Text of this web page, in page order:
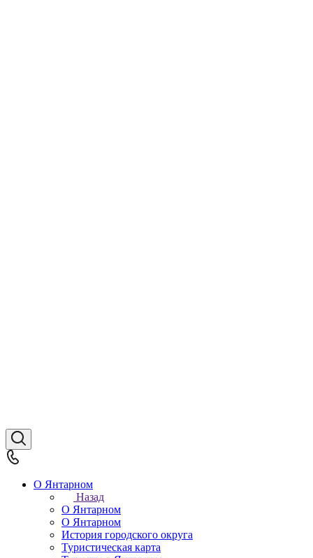
О Янтарном
Назад
О Янтарном
О Янтарном
История городского округа
Туристическая карта